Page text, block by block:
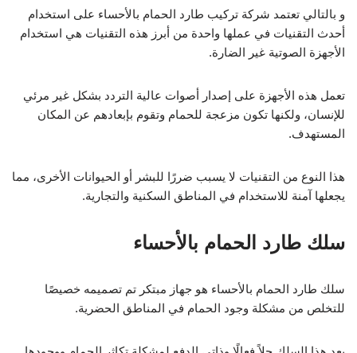
و بالتالي تعتمد شركة تركيب طارد الحمام بالأحساء على استخدام
أحدث التقنيات في عملها واحدة من أبرز هذه التقنيات هي استخدام
الأجهزة الصوتية غير الضارة.
تعمل هذه الأجهزة على إصدار أصوات عالية التردد بشكل غير مرئي
للإنسان، ولكنها تكون مزعجة للحمام وتقوم بإبعادهم عن المكان
المستهدف.
هذا النوع من التقنيات لا يسبب ضررًا للبشر أو الحيوانات الأخرى، مما
يجعلها آمنة للاستخدام في المناطق السكنية والتجارية.
سلك طارد الحمام بالأحساء
سلك طارد الحمام بالأحساء هو جهاز مبتكر تم تصميمه خصيصًا
للتخلص من مشكلة وجود الحمام في المناطق الحضرية.